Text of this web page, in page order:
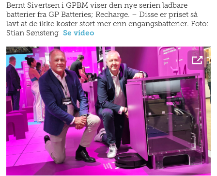
Bernt Sivertsen i GPBM viser den nye serien ladbare
batterier fra GP Batteries; Recharge. – Disse er priset så
lavt at de ikke koster stort mer enn engangsbatterier. Foto:
Stian Sønsteng Se video